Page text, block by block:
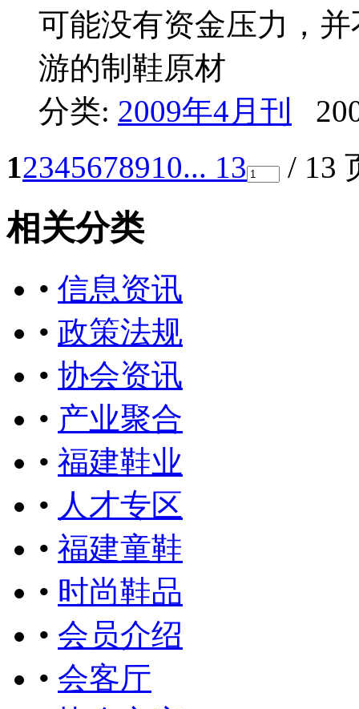
可能没有资金压力，
游的制鞋原材
分类: 2009年4月刊
12345678910... 13 / 13
相关分类
• 信息资讯
• 政策法规
• 协会资讯
• 产业聚合
• 福建鞋业
• 人才专区
• 福建童鞋
• 时尚鞋品
• 会员介绍
• 会客厅